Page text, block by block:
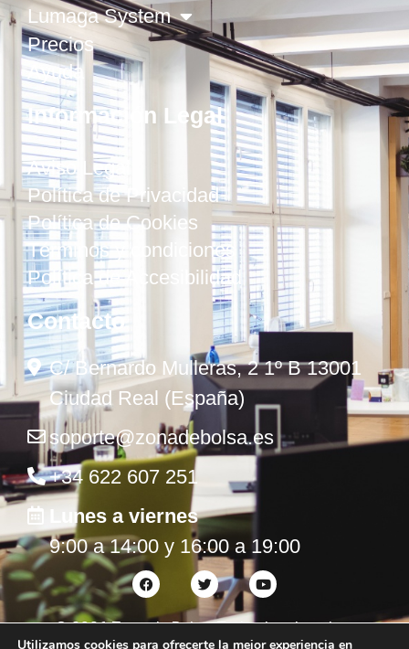
Lumaga System
Precios
Ayuda
Información Legal
Aviso Legal
Política de Privacidad
Política de Cookies
Términos y condiciones
Política de Accesibilidad
Contacto
C/ Bernardo Mulleras, 2 1º B 13001
Ciudad Real (España)
soporte@zonadebolsa.es
+34 622 607 251
Lunes a viernes
9:00 a 14:00 y 16:00 a 19:00
©2026Zona de Bolsa. Todos los derechos
Utilizamos cookies para ofrecerte la mejor experiencia en